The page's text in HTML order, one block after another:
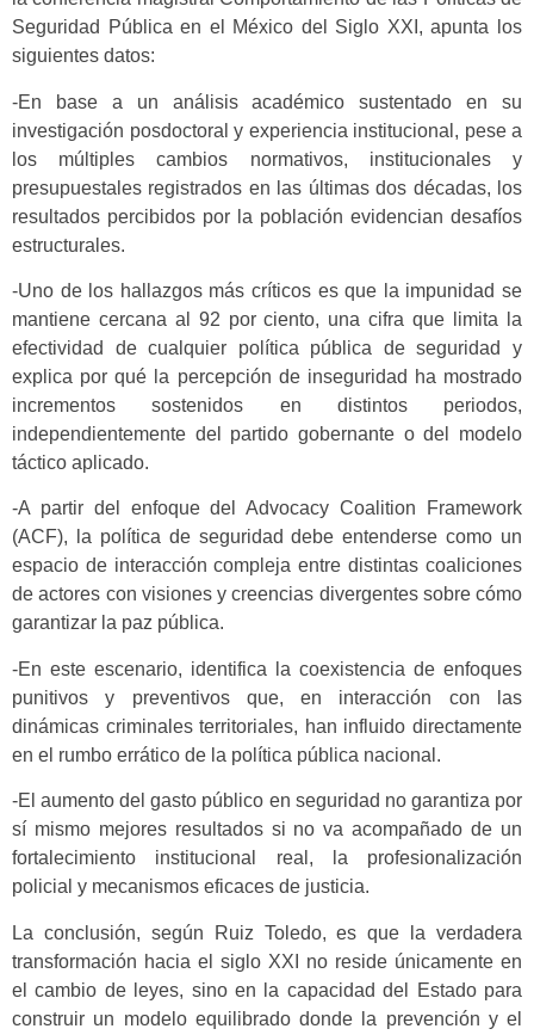
Seguridad Pública en el México del Siglo XXI, apunta los
siguientes datos:
-En base a un análisis académico sustentado en su
investigación posdoctoral y experiencia institucional, pese a
los múltiples cambios normativos, institucionales y
presupuestales registrados en las últimas dos décadas, los
resultados percibidos por la población evidencian desafíos
estructurales.
-Uno de los hallazgos más críticos es que la impunidad se
mantiene cercana al 92 por ciento, una cifra que limita la
efectividad de cualquier política pública de seguridad y
explica por qué la percepción de inseguridad ha mostrado
incrementos sostenidos en distintos periodos,
independientemente del partido gobernante o del modelo
táctico aplicado.
-A partir del enfoque del Advocacy Coalition Framework
(ACF), la política de seguridad debe entenderse como un
espacio de interacción compleja entre distintas coaliciones
de actores con visiones y creencias divergentes sobre cómo
garantizar la paz pública.
-En este escenario, identifica la coexistencia de enfoques
punitivos y preventivos que, en interacción con las
dinámicas criminales territoriales, han influido directamente
en el rumbo errático de la política pública nacional.
-El aumento del gasto público en seguridad no garantiza por
sí mismo mejores resultados si no va acompañado de un
fortalecimiento institucional real, la profesionalización
policial y mecanismos eficaces de justicia.
La conclusión, según Ruiz Toledo, es que la verdadera
transformación hacia el siglo XXI no reside únicamente en
el cambio de leyes, sino en la capacidad del Estado para
construir un modelo equilibrado donde la prevención y el